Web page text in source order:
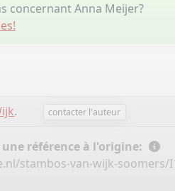
concernant Anna Meijer?
. contacter l'auteur
référence à l'origine:
stambos-van-wijk-soomers/